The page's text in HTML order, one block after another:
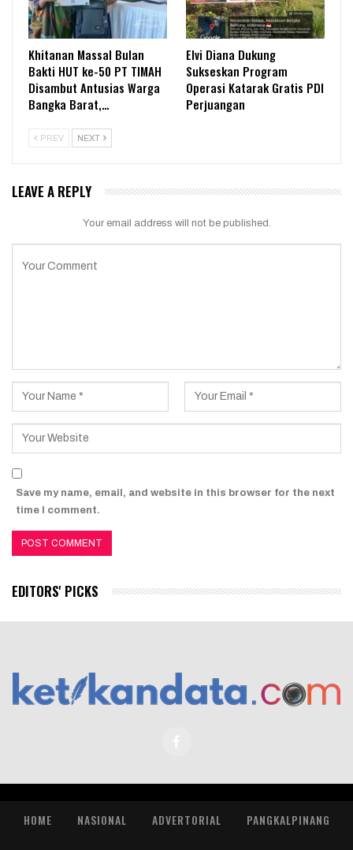
Khitanan Massal Bulan
Bakti HUT ke-50 PT TIMAH
Disambut Antusias Warga
Bangka Barat,…
Elvi Diana Dukung
Sukseskan Program
Operasi Katarak Gratis PDI
Perjuangan
PREV NEXT
LEAVE A REPLY
Your email address will not be published.
Save my name, email, and website in this browser for the next
time I comment.
EDITORS' PICKS
HOME NASIONAL ADVERTORIAL PANGKALPINANG